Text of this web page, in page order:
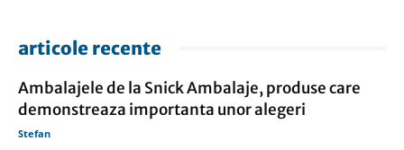
articole recente
Ambalajele de la Snick Ambalaje, produse care
demonstreaza importanta unor alegeri
Stefan